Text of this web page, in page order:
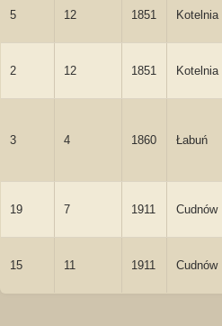
5 12 1851 Kotelnia
2 12 1851 Kotelnia
3 4 1860 Łabuń
19 7 1911 Cudnów
15 11 1911 Cudnów